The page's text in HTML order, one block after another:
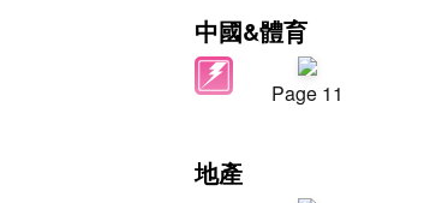
中國&體育
Page 11
地產